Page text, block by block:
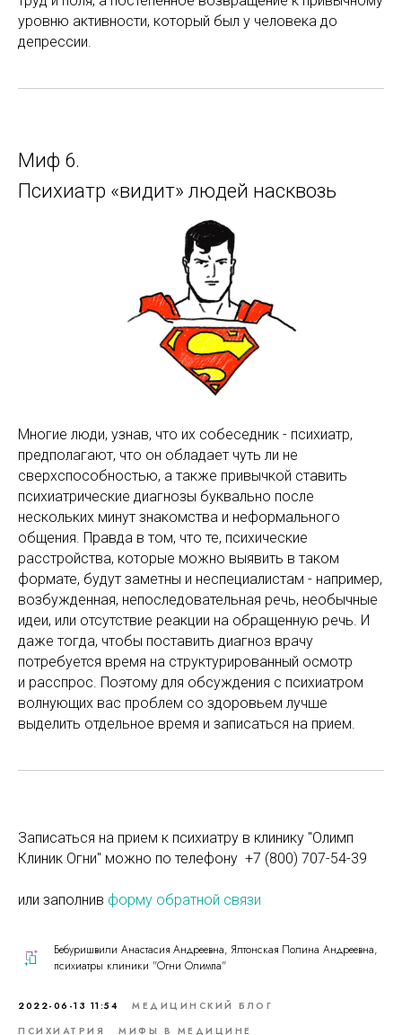
уровню активности, который был у человека до
депрессии.
Миф 6.
Психиатр «видит» людей насквозь
Многие люди, узнав, что их собеседник - психиатр,
предполагают, что он обладает чуть ли не
сверхспособностью, а также привычкой ставить
психиатрические диагнозы буквально после
нескольких минут знакомства и неформального
общения. Правда в том, что те, психические
расстройства, которые можно выявить в таком
формате, будут заметны и неспециалистам - например,
возбужденная, непоследовательная речь, необычные
идеи, или отсутствие реакции на обращенную речь. И
даже тогда, чтобы поставить диагноз врачу
потребуется время на структурированный осмотр
и расспрос. Поэтому для обсуждения с психиатром
волнующих вас проблем со здоровьем лучше
выделить отдельное время и записаться на прием.
Записаться на прием к психиатру в клинику "Олимп
Клиник Огни" можно по телефону +7 (800) 707-54-39
или заполнив форму обратной связи
Бебуришвили Анастасия Андреевна, Ялтонская Полина Андреевна,
психиатры клиники "Огни Олимпа"
2022-06-13 11:54
МЕДИЦИНСКИЙ БЛОГ
ПСИХИАТРИЯ
МИФЫ В МЕДИЦИНЕ